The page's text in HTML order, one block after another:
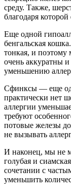
среду. Также,
благодаря
Еще одной
бенгальская
тонкая, и
очень аккуратны
уменьшению
Сфинксы — еще
практически нет
аллергии
требуют
потовые железы
не вызывать
И наконец, мы не
голубая и
сочетании с
уменьшить